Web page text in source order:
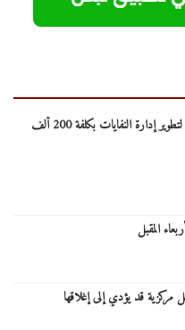
أمانة عمان: مرحلة تجريبية لتطوير إدارة النفايات بكلفة 200 ألف
المقبل
مركزية قد يؤدي إلى إغلاقها